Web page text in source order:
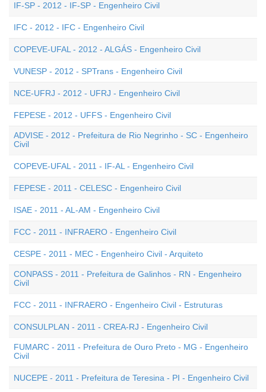
IF-SP - 2012 - IF-SP - Engenheiro Civil
IFC - 2012 - IFC - Engenheiro Civil
COPEVE-UFAL - 2012 - ALGÁS - Engenheiro Civil
VUNESP - 2012 - SPTrans - Engenheiro Civil
NCE-UFRJ - 2012 - UFRJ - Engenheiro Civil
FEPESE - 2012 - UFFS - Engenheiro Civil
ADVISE - 2012 - Prefeitura de Rio Negrinho - SC - Engenheiro
Civil
COPEVE-UFAL - 2011 - IF-AL - Engenheiro Civil
FEPESE - 2011 - CELESC - Engenheiro Civil
ISAE - 2011 - AL-AM - Engenheiro Civil
FCC - 2011 - INFRAERO - Engenheiro Civil
CESPE - 2011 - MEC - Engenheiro Civil - Arquiteto
CONPASS - 2011 - Prefeitura de Galinhos - RN - Engenheiro
Civil
FCC - 2011 - INFRAERO - Engenheiro Civil - Estruturas
CONSULPLAN - 2011 - CREA-RJ - Engenheiro Civil
FUMARC - 2011 - Prefeitura de Ouro Preto - MG - Engenheiro
Civil
NUCEPE - 2011 - Prefeitura de Teresina - PI - Engenheiro Civil